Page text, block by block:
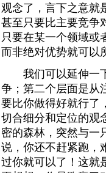
观念了，言下之意就
甚至只要比主要竞争
只要在某一个领域或
而非绝对优势就可
我们可以延伸一下
争；第二个层面是从
要比你做得好就行了
切合细分和定位的观
密的森林，突然与一
说，你还不赶紧跑，
过你就可以了！这就